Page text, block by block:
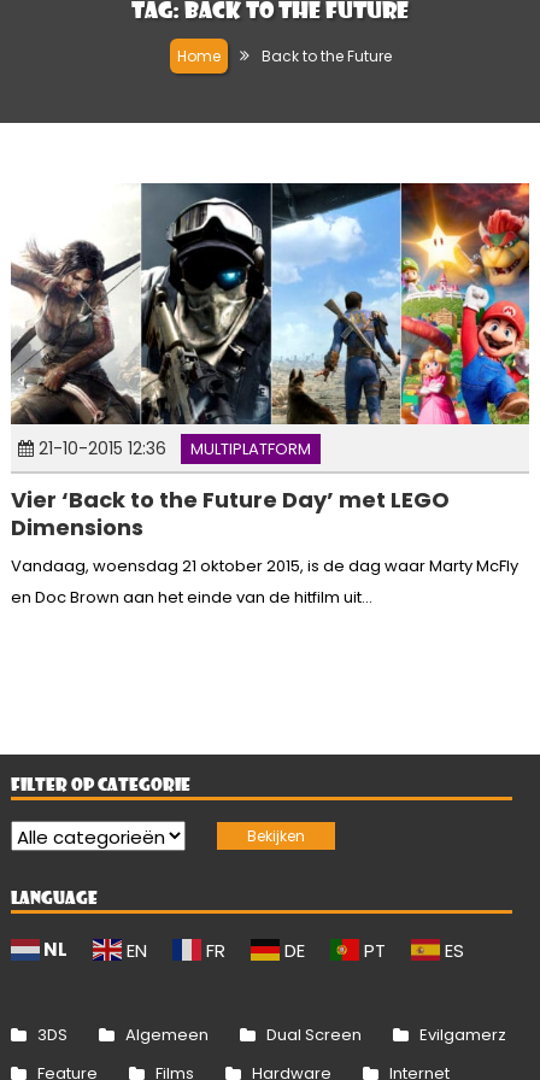
Tag: Back to the Future
Home Back to the Future
21-10-2015 12:36 MULTIPLATFORM
Vier ‘Back to the Future Day’ met LEGO
Dimensions
Vandaag, woensdag 21 oktober 2015, is de dag waar Marty McFly
en Doc Brown aan het einde van de hitfilm uit...
FILTER OP CATEGORIE
LANGUAGE
NL EN FR DE PT ES
3DS Algemeen Dual Screen
Evilgamerz
Feature
Films Hardware Internet